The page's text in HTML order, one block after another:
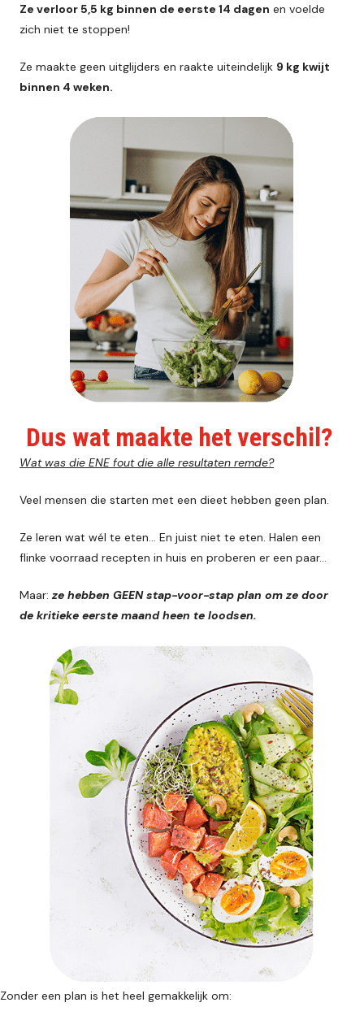
Ze verloor 5,5 kg binnen de eerste 14 dagen en voelde
zich niet te stoppen!
Ze maakte geen uitglijders en raakte uiteindelijk 9 kg kwijt
binnen 4 weken.
Dus wat maakte het verschil?
Wat was die ENE fout die alle resultaten remde?
Veel mensen die starten met een dieet hebben geen plan.
Ze leren wat wél te eten... En juist niet te eten. Halen een
flinke voorraad recepten in huis en proberen er een paar...
Maar: ze hebben GEEN stap-voor-stap plan om ze door
de kritieke eerste maand heen te loodsen.
Zonder een plan is het heel gemakkelijk om: